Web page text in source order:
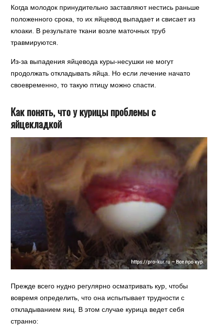
Когда молодок принудительно заставляют нестись раньше
положенного срока, то их яйцевод выпадает и свисает из
клоаки. В результате ткани возле маточных труб
травмируются.
Из-за выпадения яйцевода куры-несушки не могут
продолжать откладывать яйца. Но если лечение начато
своевременно, то такую птицу можно спасти.
Как понять, что у курицы проблемы с
яйцекладкой
Прежде всего нудно регулярно осматривать кур, чтобы
вовремя определить, что она испытывает трудности с
откладыванием яиц. В этом случае курица ведет себя
странно: